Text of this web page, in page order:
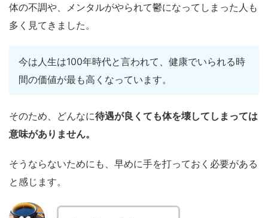
体の不調や、メンタルがやられて鬱になってしまった人も
多く見てきました。
今は人生は100年時代と言われて、健康でいられる時
間の価値が最も高くなっています。
そのため、どんなに待遇が良くても体を壊してしまっては
意味がありません。
そうならないためにも、早めに手を打っておく必要がある
と感じます。